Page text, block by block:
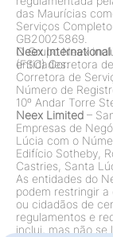
das Maurícias
Serviços
GB20025869.
O Grupo Neex
entidades:
Neex
(FSC) Corretora
Corretora de
Número de
10º Andar Torre
Neex Limited –
Empresas de
Lúcia com o
Edifício Sotheby,
Castries, Santa
As entidades do
podem restringir
ou cidadãos de
regulamentos e
inclui, mas não se